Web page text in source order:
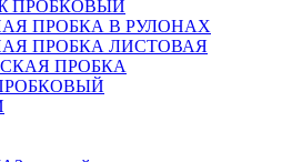
ПРОБКОВЫЙ
ПРОБКА В РУЛОНАХ
ПРОБКА ЛИСТОВАЯ
ПРОБКА